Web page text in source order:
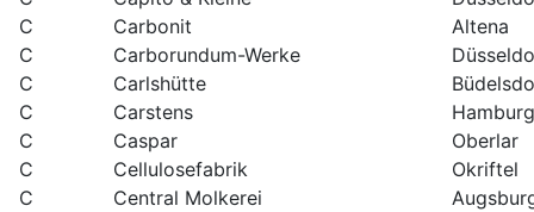
C
Carbonit
Altena
C
Carborundum-Werke
C
Carlshütte
C
Carstens
C
Caspar
Oberlar
C
Cellulosefabrik
Okriftel
C
Central Molkerei